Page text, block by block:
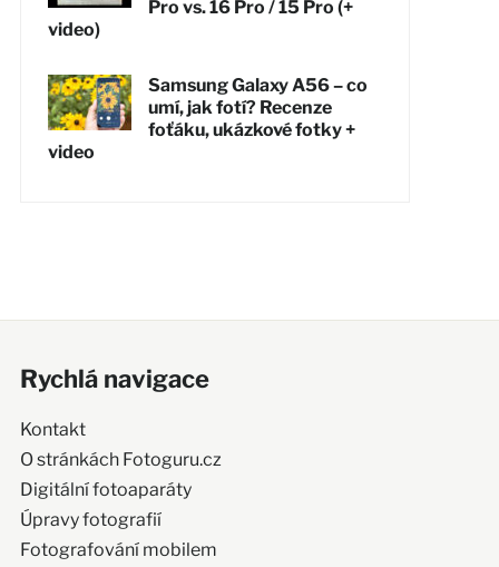
Pro vs. 16 Pro / 15 Pro (+
video)
Samsung Galaxy A56 – co
umí, jak fotí? Recenze
foťáku, ukázkové fotky +
video
Rychlá navigace
Kontakt
O stránkách Fotoguru.cz
Digitální fotoaparáty
Úpravy fotografií
Fotografování mobilem